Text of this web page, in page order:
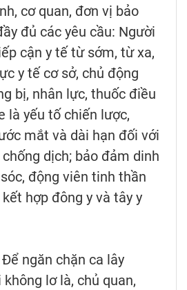
cơ quan, đơn vị bảo
đủ các yêu cầu: Người
cận y tế từ sớm, từ xa,
y tế cơ sở, chủ động
bị, nhân lực, thuốc điều
là yếu tố chiến lược,
mắt và dài hạn đối với
dịch; bảo đảm dinh
động viên tinh thần
hợp đông y và tây y
ngăn chặn ca lây
lơ là, chủ quan,